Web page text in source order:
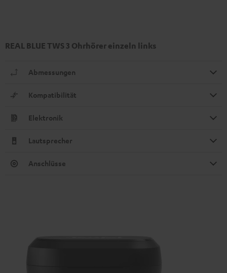
REAL BLUE TWS 3 Ohrhörer einzeln links
Abmessungen
Kompatibilität
Elektronik
Lautsprecher
Anschlüsse